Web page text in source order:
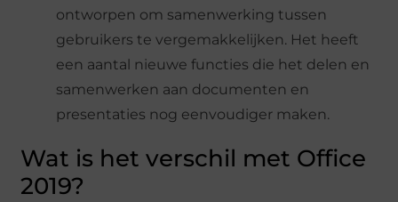
ontworpen om samenwerking tussen
gebruikers te vergemakkelijken. Het heeft
een aantal nieuwe functies die het delen en
samenwerken aan documenten en
presentaties nog eenvoudiger maken.
Wat is het verschil met Office
2019?